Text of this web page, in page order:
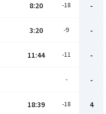
8:20 -18 -
3:20 -9 -
11:44 -11 -
- -
18:39 -18 4